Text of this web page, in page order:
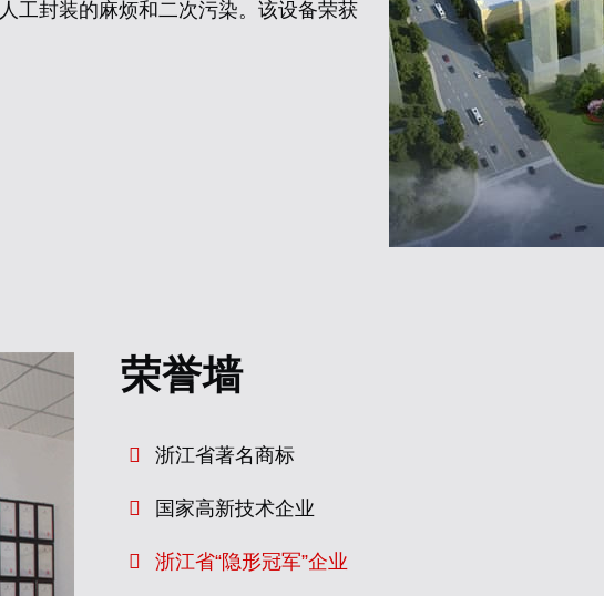
工封装的麻烦和二次污染。该设备荣获
荣誉墙
浙江省著名商标
国家高新技术企业
浙江省“隐形冠军”企业